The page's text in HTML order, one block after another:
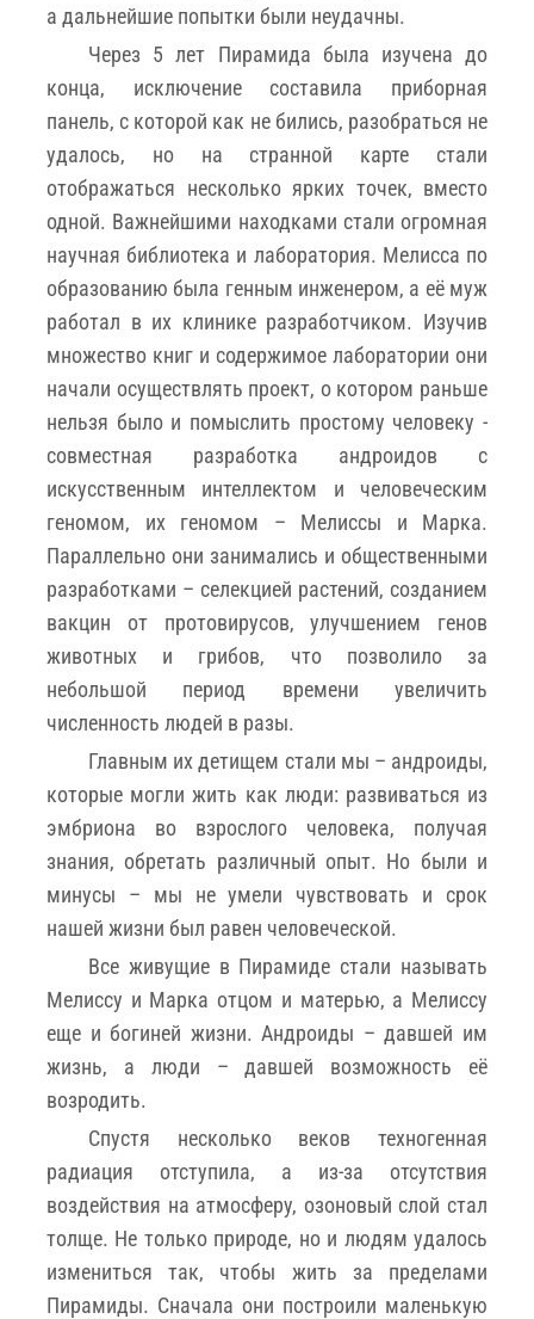
а дальнейшие попытки были неудачны.
Через 5 лет Пирамида была изучена до
конца, исключение составила приборная
панель, с которой как не бились, разобраться не
удалось, но на странной карте стали
отображаться несколько ярких точек, вместо
одной. Важнейшими находками стали огромная
научная библиотека и лаборатория. Мелисса по
образованию была генным инженером, а её муж
работал в их клинике разработчиком. Изучив
множество книг и содержимое лаборатории они
начали осуществлять проект, о котором раньше
нельзя было и помыслить простому человеку -
совместная разработка андроидов с
искусственным интеллектом и человеческим
геномом, их геномом – Мелиссы и Марка.
Параллельно они занимались и общественными
разработками – селекцией растений, созданием
вакцин от протовирусов, улучшением генов
животных и грибов, что позволило за
небольшой период времени увеличить
численность людей в разы.
Главным их детищем стали мы – андроиды,
которые могли жить как люди: развиваться из
эмбриона во взрослого человека, получая
знания, обретать различный опыт. Но были и
минусы – мы не умели чувствовать и срок
нашей жизни был равен человеческой.
Все живущие в Пирамиде стали называть
Мелиссу и Марка отцом и матерью, а Мелиссу
еще и богиней жизни. Андроиды – давшей им
жизнь, а люди – давшей возможность её
возродить.
Спустя несколько веков техногенная
радиация отступила, а из-за отсутствия
воздействия на атмосферу, озоновый слой стал
толще. Не только природе, но и людям удалось
измениться так, чтобы жить за пределами
Пирамиды. Сначала они построили маленькую